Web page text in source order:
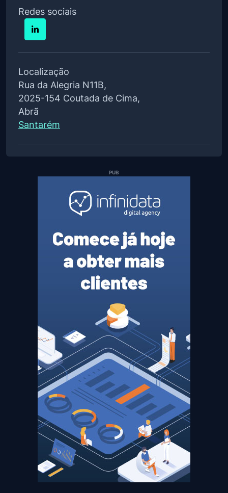
Redes sociais
Localização
Rua da Alegria N11B,
2025-154 Coutada de Cima,
Abrã
Santarém
PUB